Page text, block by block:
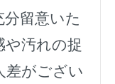
留意いた
や汚れの捉
差がござい